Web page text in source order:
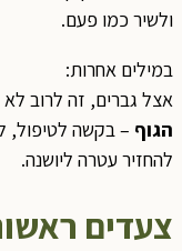
ולשיר כמו פעם.
במילים אחרות:
אצל גברים, זה לרוב
הגוף– בקשה לטיפול,
להחזיר עטרה ליושנה.
צעדים